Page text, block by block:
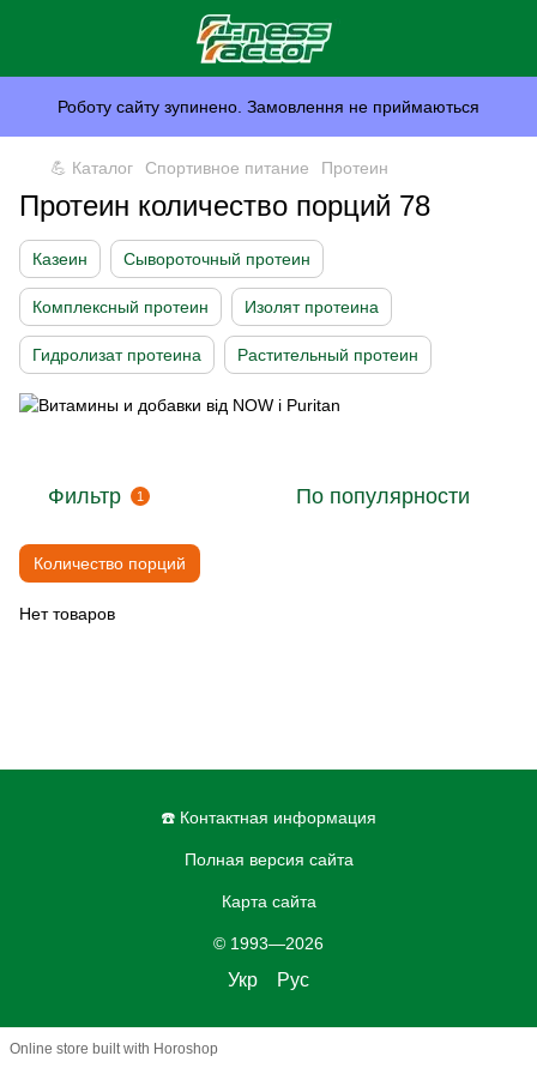
Роботу сайту зупинено. Замовлення не приймаються
💪 Каталог Спортивное питание Протеин
Протеин количество порций 78
Казеин Сывороточный протеин
Комплексный протеин Изолят протеина
Гидролизат протеина Растительный протеин
Фильтр 1 По популярности
Количество порций
Нет товаров
☎️ Контактная информация
Полная версия сайта
Карта сайта
© 1993—2026
Укр Рус
Online store built with Horoshop